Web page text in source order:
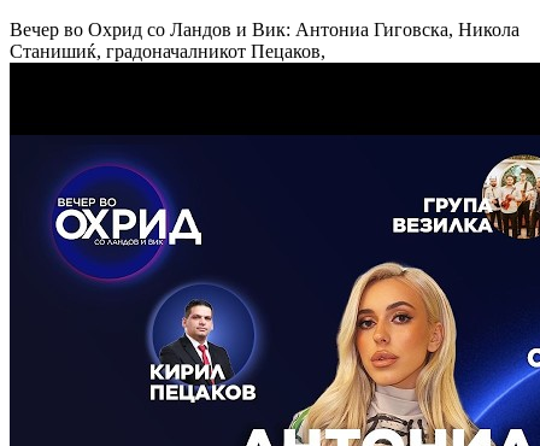
Вечер во Охрид со Ландов и Вик: Антониа Гиговска, Никола
Станишиќ, градоначалникот Пецаков,